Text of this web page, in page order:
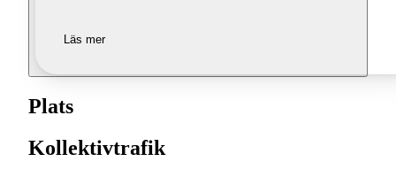
Läs mer
Plats
Kollektivtrafik